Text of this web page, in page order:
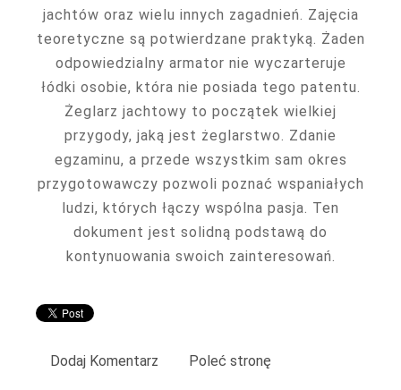
jachtów oraz wielu innych zagadnień. Zajęcia
teoretyczne są potwierdzane praktyką. Żaden
odpowiedzialny armator nie wyczarteruje
łódki osobie, która nie posiada tego patentu.
Żeglarz jachtowy to początek wielkiej
przygody, jaką jest żeglarstwo. Zdanie
egzaminu, a przede wszystkim sam okres
przygotowawczy pozwoli poznać wspaniałych
ludzi, których łączy wspólna pasja. Ten
dokument jest solidną podstawą do
kontynuowania swoich zainteresowań.
Dodaj Komentarz Poleć stronę